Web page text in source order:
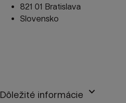
821 01 Bratislava
Slovensko
Dôležité informácie keyboard_arrow_down